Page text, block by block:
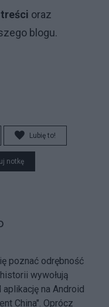
oraz
blogu.
Lubię to!
notkę
poznać odrębność
wywołują
aplikację na Android
China". Oprócz